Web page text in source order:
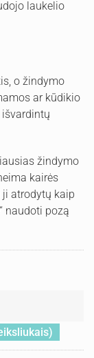
laukelio
o žindymo
ar kūdikio
žindymo
kairės
atrodytų kaip
naudoti pozą